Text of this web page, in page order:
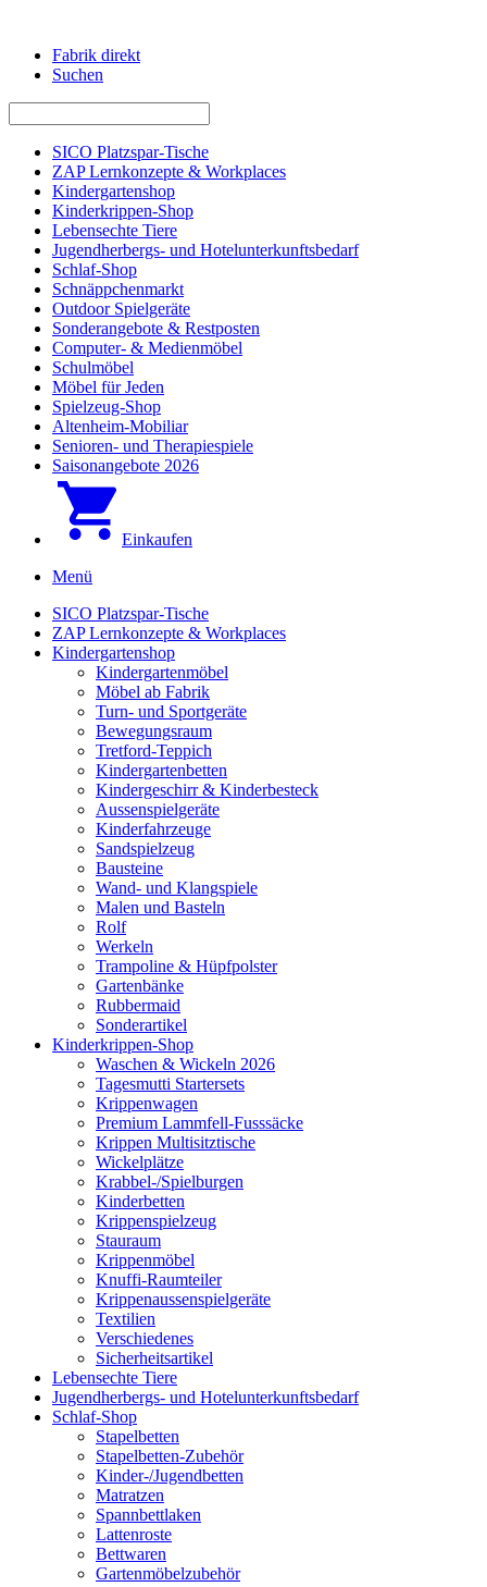
Fabrik direkt
Suchen
SICO Platzspar-Tische
ZAP Lernkonzepte & Workplaces
Kindergartenshop
Kinderkrippen-Shop
Lebensechte Tiere
Jugendherbergs- und Hotelunterkunftsbedarf
Schlaf-Shop
Schnäppchenmarkt
Outdoor Spielgeräte
Sonderangebote & Restposten
Computer- & Medienmöbel
Schulmöbel
Möbel für Jeden
Spielzeug-Shop
Altenheim-Mobiliar
Senioren- und Therapiespiele
Saisonangebote 2026
Einkaufen
Menü
SICO Platzspar-Tische
ZAP Lernkonzepte & Workplaces
Kindergartenshop
Kindergartenmöbel
Möbel ab Fabrik
Turn- und Sportgeräte
Bewegungsraum
Tretford-Teppich
Kindergartenbetten
Kindergeschirr & Kinderbesteck
Aussenspielgeräte
Kinderfahrzeuge
Sandspielzeug
Bausteine
Wand- und Klangspiele
Malen und Basteln
Rolf
Werkeln
Trampoline & Hüpfpolster
Gartenbänke
Rubbermaid
Sonderartikel
Kinderkrippen-Shop
Waschen & Wickeln 2026
Tagesmutti Startersets
Krippenwagen
Premium Lammfell-Fusssäcke
Krippen Multisitztische
Wickelplätze
Krabbel-/Spielburgen
Kinderbetten
Krippenspielzeug
Stauraum
Krippenmöbel
Knuffi-Raumteiler
Krippenaussenspielgeräte
Textilien
Verschiedenes
Sicherheitsartikel
Lebensechte Tiere
Jugendherbergs- und Hotelunterkunftsbedarf
Schlaf-Shop
Stapelbetten
Stapelbetten-Zubehör
Kinder-/Jugendbetten
Matratzen
Spannbettlaken
Lattenroste
Bettwaren
Gartenmöbelzubehör